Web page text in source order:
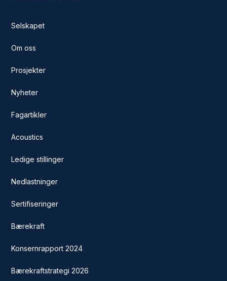
Selskapet
Om oss
Prosjekter
Nyheter
Fagartikler
Acoustics
Ledige stillinger
Nedlastninger
Sertifiseringer
Bærekraft
Konsernrapport 2024
Bærekraftstrategi 2026